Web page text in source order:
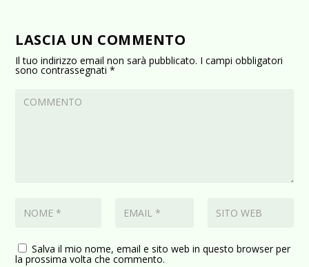
LASCIA UN COMMENTO
Il tuo indirizzo email non sarà pubblicato. I campi obbligatori
sono contrassegnati*
Salva il mio nome, email e sito web in questo browser per
la prossima volta che commento.